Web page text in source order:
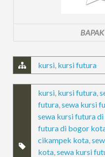
kursi, kursi futura
kursi, kursi futura,
futura,sewa kursi
sewa kursi futura
futura di bogor
cikampek kota,
kota,sewa kursi